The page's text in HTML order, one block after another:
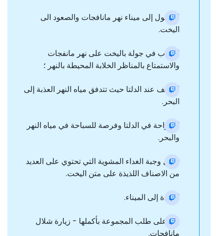
الوصول إلى ميناء نهر مانافجات والصعود الى
اليخت.
الذهاب في جولة باليخت على نهر مانفجات
والاستمتاع بالمناظر الخلابة المحيطة بالنهر ؛
التوقف عند الدلتا حيث تتدفق مياه النهر العذبة إلى
البحر.
استراحة في الدلتا وفرصة للسباحة في مياه النهر
والبحر.
تناول وجبة الغداء المشوية التي تحتوي على العديد
من الاصناف اللذيذة على متن اليخت.
العودة إلى الميناء.
بناء على طلب المجموعة بأكملها - زيارة شلال
مانافجات.